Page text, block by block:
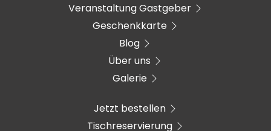
Veranstaltung Gastgeber
Geschenkkarte
Blog
Über uns
Galerie
Jetzt bestellen
Tischreservierung